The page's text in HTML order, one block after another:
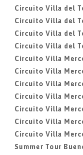
Circuito Villa del
Circuito Villa del
Circuito Villa del
Circuito Villa del
Circuito Villa
Circuito Villa
Circuito Villa
Circuito Villa
Circuito Villa
Circuito Villa
Circuito Villa
Summer Tour